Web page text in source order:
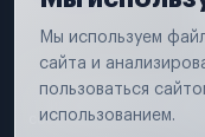
Вся информация,
соответствии с
Мы используем
сайта и
пользоваться
использованием.